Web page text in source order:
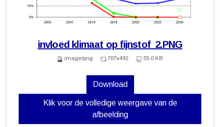
invloed klimaat op fijnstof_2.PNG
image/png 707x492 55.0 KB
Download
Klik voor de volledige weergave van de
afbeelding